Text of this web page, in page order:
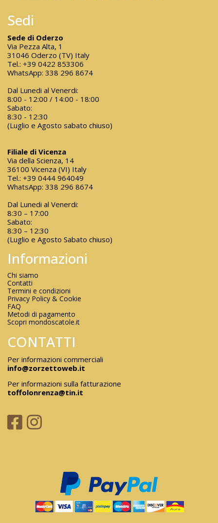
Sedi
Sede di Oderzo
Via Pezza Alta, 1
31046 Oderzo (TV) Italy
Tel.: +39 0422 853306
WhatsApp: 338 296 8674
Dal Lunedi al Venerdi:
8:00 - 12:00 / 14:00 - 18:00
Sabato:
8:30 - 12:30
(Luglio e Agosto sabato chiuso)
Filiale di Vicenza
Via della Scienza, 14
36100 Vicenza (VI) Italy
Tel.: +39 0444 964049
WhatsApp: 338 296 8674
Dal Lunedi al Venerdi:
8:30 – 17:00
Sabato:
8:30 – 12:30
(Luglio e Agosto Sabato chiuso)
Informazioni
Chi siamo
Contatti
Termini e condizioni
Privacy Policy & Cookie
FAQ
Metodi di pagamento
Scopri mondoscatole.it
CONTATTI
Per informazioni commerciali
info@zorzettoweb.it
Per informazioni sulla fatturazione
toffolonrenza@tin.it